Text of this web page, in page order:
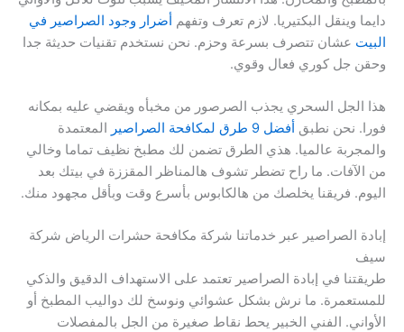
دايما وينقل البكتيريا. لازم تعرف وتفهم أضرار وجود الصراصير في
البيت عشان تتصرف بسرعة وحزم. نحن نستخدم تقنيات حديثة جدا
وحقن جل كوري فعال وقوي.
هذا الجل السحري يجذب الصرصور من مخبأه ويقضي عليه بمكانه
فورا. نحن نطبق أفضل 9 طرق لمكافحة الصراصير
المعتمدة
والمجربة عالميا. هذي الطرق تضمن لك مطبخ نظيف تماما وخالي
من الآفات. ما راح تضطر تشوف هالمناظر المقززة في بيتك بعد
اليوم. فريقنا يخلصك من هالكابوس بأسرع وقت وبأقل مجهود منك.
إبادة الصراصير عبر خدماتنا شركة مكافحة حشرات الرياض شركة
سيف
طريقتنا في إبادة الصراصير تعتمد على الاستهداف الدقيق والذكي
للمستعمرة. ما نرش بشكل عشوائي ونوسخ لك دواليب المطبخ أو
الأواني. الفني الخبير يحط نقاط صغيرة من الجل بالمفصلات